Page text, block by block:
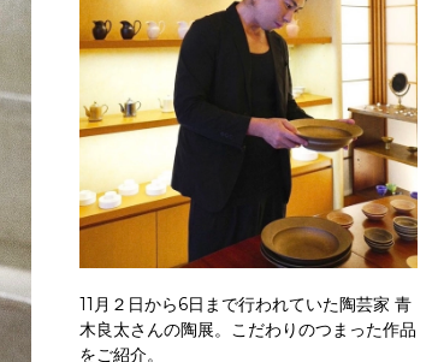
11月２日から6日まで行われていた陶芸家 青
木良太さんの陶展。こだわりのつまった作品
をご紹介。